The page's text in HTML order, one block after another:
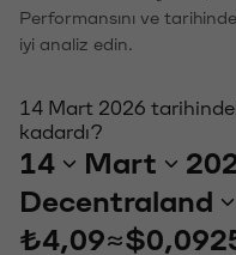
Performansını ve
iyi analiz edin.
14 Mart 2026
kadardı?
14 Mart
Decentraland
₺4,09≈